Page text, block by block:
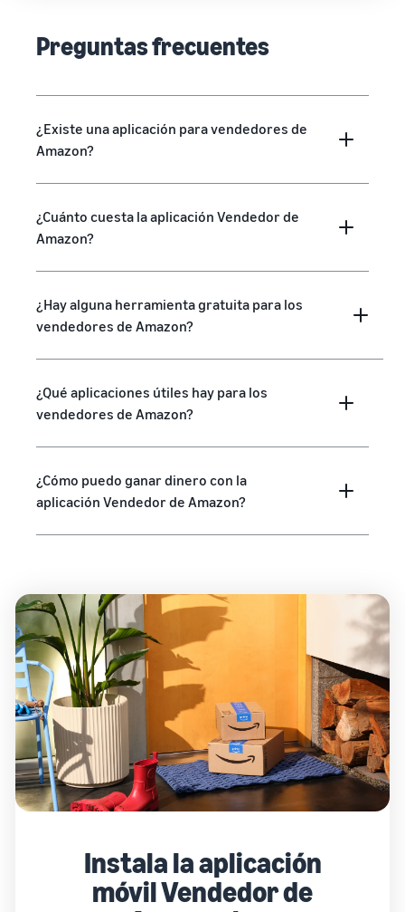
Preguntas frecuentes
¿Existe una aplicación para vendedores de
Amazon?
¿Cuánto cuesta la aplicación Vendedor de
Amazon?
¿Hay alguna herramienta gratuita para los
vendedores de Amazon?
¿Qué aplicaciones útiles hay para los
vendedores de Amazon?
¿Cómo puedo ganar dinero con la
aplicación Vendedor de Amazon?
Instala la aplicación
móvil Vendedor de